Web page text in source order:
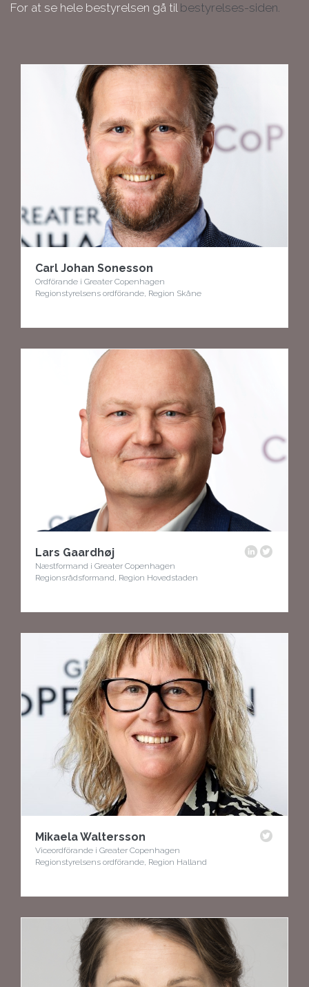
For at se hele bestyrelsen gå til bestyrelses-siden.
Carl Johan Sonesson
Ordförande i Greater Copenhagen
Regionstyrelsens ordförande, Region Skåne
Lars Gaardhøj
Næstformand i Greater Copenhagen
Regionsrådsformand, Region Hovedstaden
Mikaela Waltersson
Viceordförande i Greater Copenhagen
Regionstyrelsens ordförande, Region Halland